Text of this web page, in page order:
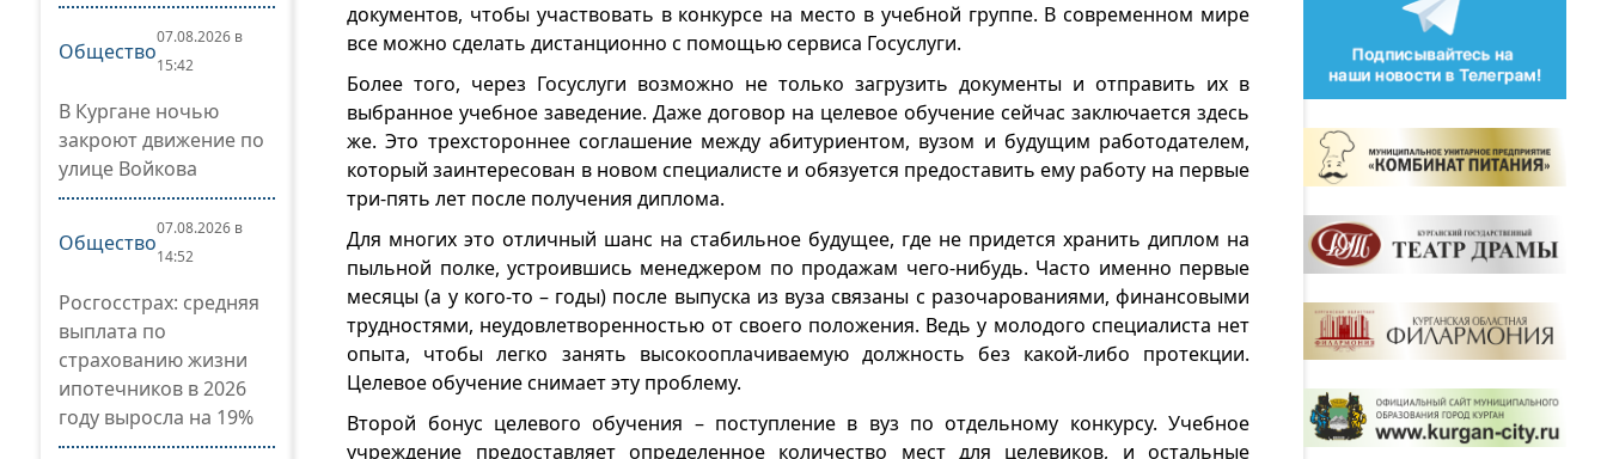
Общество
07.08.2026 в
15:42
В Кургане ночью
закроют движение по
улице Войкова
Общество
07.08.2026 в
14:52
Росгосстрах: средняя
выплата по
страхованию жизни
ипотечников в 2026
году выросла на 19%
документов, чтобы участвовать в конкурсе на место в учебной группе. В современном мире
все можно сделать дистанционно с помощью сервиса Госуслуги.
Более того, через Госуслуги возможно не только загрузить документы и отправить их в
выбранное учебное заведение. Даже договор на целевое обучение сейчас заключается здесь
же. Это трехстороннее соглашение между абитуриентом, вузом и будущим работодателем,
который заинтересован в новом специалисте и обязуется предоставить ему работу на первые
три-пять лет после получения диплома.
Для многих это отличный шанс на стабильное будущее, где не придется хранить диплом на
пыльной полке, устроившись менеджером по продажам чего-нибудь. Часто именно первые
месяцы (а у кого-то – годы) после выпуска из вуза связаны с разочарованиями, финансовыми
трудностями, неудовлетворенностью от своего положения. Ведь у молодого специалиста нет
опыта, чтобы легко занять высокооплачиваемую должность без какой-либо протекции.
Целевое обучение снимает эту проблему.
Второй бонус целевого обучения – поступление в вуз по отдельному конкурсу. Учебное
учреждение предоставляет определенное количество мест для целевиков, и остальные